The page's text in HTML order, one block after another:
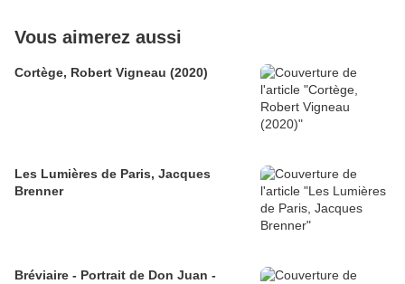
Vous aimerez aussi
Cortège, Robert Vigneau (2020)
Les Lumières de Paris, Jacques
Brenner
Bréviaire - Portrait de Don Juan -